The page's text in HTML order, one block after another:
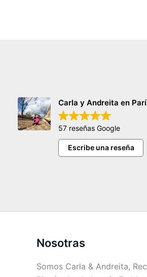
Carla y Andreita en
57 reseñas Google
Escribe una reseña
hermosa persona nos encanto
conocer tantos lugares y de una
manera muy dinamica y facil
Nosotras
Somos Carla & Andreita,